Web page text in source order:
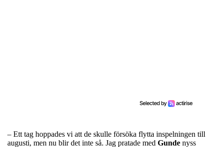
– Ett tag hoppades vi att de skulle försöka flytta inspelningen till
augusti, men nu blir det inte så. Jag pratade med Gunde nyss